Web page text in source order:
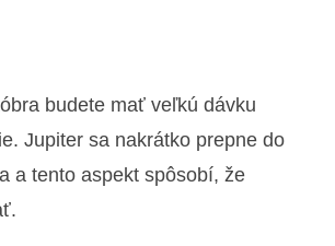
budete mať veľkú dávku
Jupiter sa nakrátko prepne do
a tento aspekt spôsobí, že